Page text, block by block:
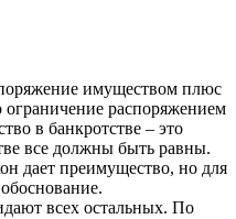
имуществом плюс
распоряжением
в банкротстве – это
все должны быть равны.
дает преимущество, но для
всех остальных. По